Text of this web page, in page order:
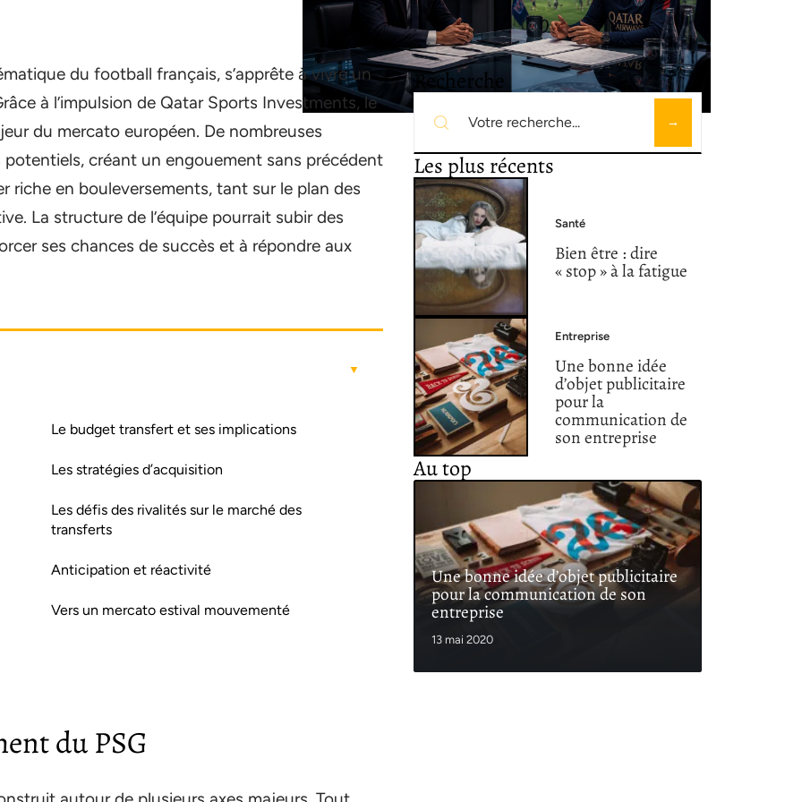
du football français, s’apprête à vivre un
à l’impulsion de Qatar Sports Investments, le
du mercato européen. De nombreuses
créant un engouement sans précédent
riche en bouleversements, tant sur le plan des
La structure de l’équipe pourrait subir des
ses chances de succès et à répondre aux
Le budget transfert et ses implications
Les stratégies d’acquisition
Les défis des rivalités sur le marché des
transferts
Anticipation et réactivité
Vers un mercato estival mouvementé
du PSG
Recherche
Les plus récents
Santé
Bien être : dire
« stop » à la fatigue
Entreprise
Une bonne idée
d’objet publicitaire
pour la
communication de
son entreprise
Au top
Une bonne idée d’objet publicitaire
pour la communication de son
entreprise
13 mai 2020